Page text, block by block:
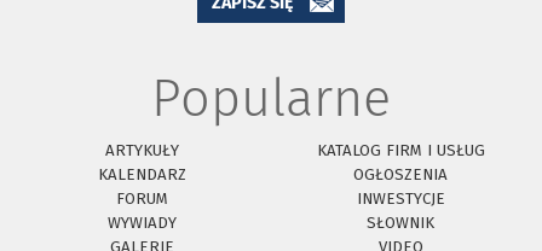
Popularne
ARTYKUŁY
KATALOG FIRM I USŁUG
KALENDARZ
OGŁOSZENIA
FORUM
INWESTYCJE
WYWIADY
SŁOWNIK
GALERIE
VIDEO